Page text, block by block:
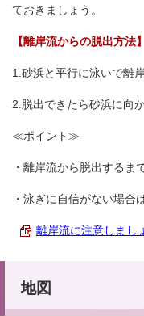
ておきましょう。
【離岸流からの脱出方法】
1.砂浜と平行に泳いで離
2.脱出できたら砂浜に向
≪ポイント≫
・離岸流から脱出するま
・泳ぎに自信がない場合
離岸流に注意しまし
地図